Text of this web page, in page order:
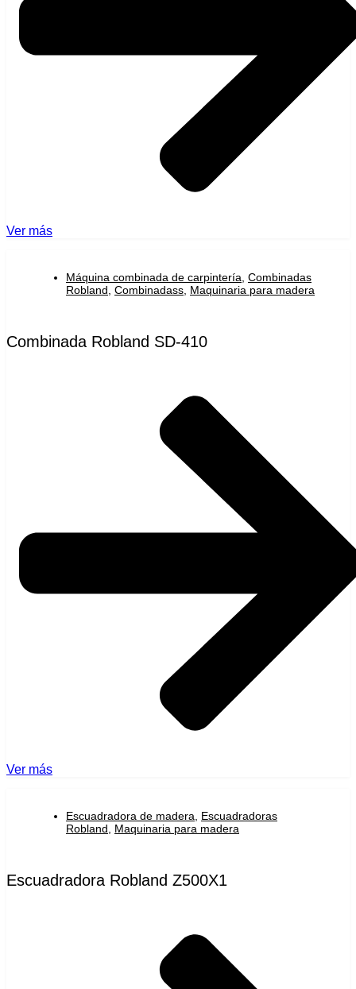
Ver más
Máquina combinada de carpintería Combinadas
Robland Combinadass Maquinaria para madera
Combinada Robland SD-410
Ver más
Escuadradora de madera
Escuadradoras
Robland
Maquinaria para madera
Escuadradora Robland Z500X1